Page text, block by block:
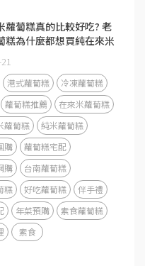
蘿蔔糕真的比較好吃? 老
糕為什麼都想買純在來米
港式蘿蔔糕
冷凍蘿蔔糕
蘿蔔糕推薦
在來米蘿蔔糕
蘿蔔糕
純米蘿蔔糕
購
蘿蔔糕宅配
購
台南蘿蔔糕
糕
好吃蘿蔔糕
伴手禮
年菜預購
素食蘿蔔糕
素食